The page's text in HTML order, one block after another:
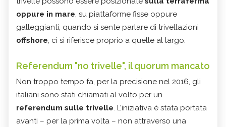
oppure in mare, su piattaforme fisse oppure
galleggianti; quando si sente parlare di trivellazioni
offshore, ci si riferisce proprio a quelle al largo.
Referendum "no trivelle", il quorum mancato
Non troppo tempo fa, per la precisione nel 2016, gli
italiani sono stati chiamati al volto per un
referendum sulle trivelle. L’iniziativa è stata portata
avanti – per la prima volta – non attraverso una